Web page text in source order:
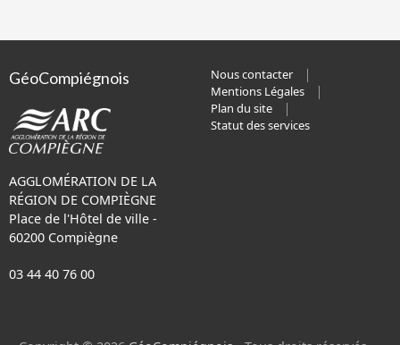
GéoCompiégnois
AGGLOMÉRATION DE LA
RÉGION DE COMPIÈGNE
Place de l'Hôtel de ville -
60200 Compiègne
03 44 40 76 00
Nous contacter
Mentions Légales
Plan du site
Statut des services